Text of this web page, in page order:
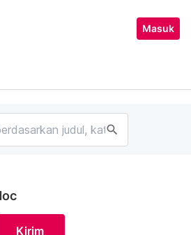
Masuk
search
Kirim